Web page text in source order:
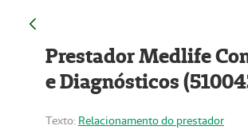
Prestador Medlife
e Diagnósticos
Texto: Relacionamento do prestador